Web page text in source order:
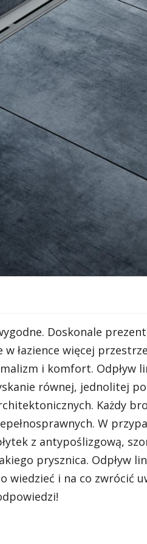
Doskonale
łazience więcej
i komfort. Odpływ
równej, jednolitej
Każdy
W
z antypoślizgową,
prysznica. Odpływ
wiedzieć i na co zwrócić